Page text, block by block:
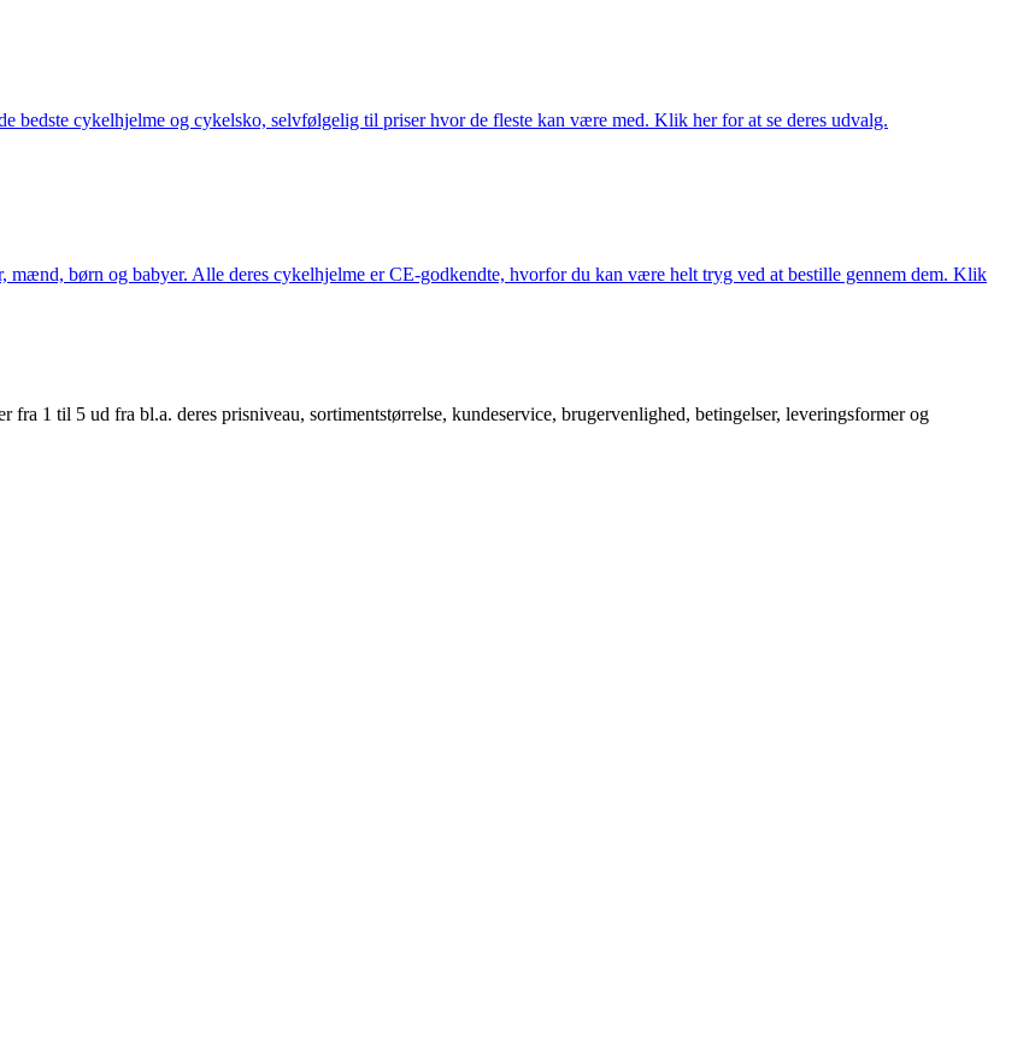
bedste cykelhjelme og cykelsko, selvfølgelig til priser hvor de fleste kan være med. Klik her for at se deres udvalg.
børn og babyer. Alle deres cykelhjelme er CE-godkendte, hvorfor du kan være helt tryg ved at bestille gennem dem. Klik
fra 1 til 5 ud fra bl.a. deres prisniveau, sortimentstørrelse, kundeservice, brugervenlighed, betingelser, leveringsformer og